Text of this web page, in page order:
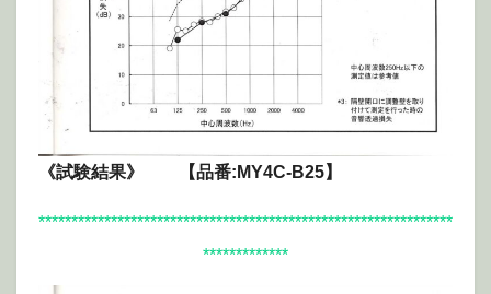
《試験結果》 【品番:MY4C-B25】
***************************************************************
*************